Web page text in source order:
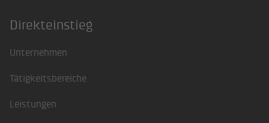
Footer
Direkteinstieg
Unternehmen
Tätigkeitsbereiche
Leistungen